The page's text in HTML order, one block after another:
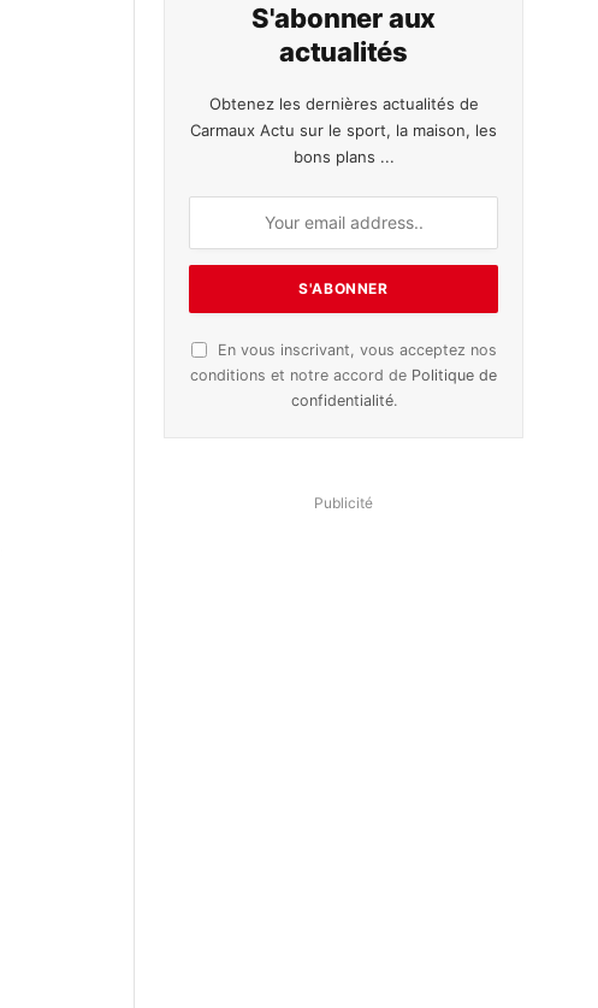
S'abonner aux
actualités
Obtenez les dernières actualités de
Carmaux Actu sur le sport, la maison, les
bons plans ...
En vous inscrivant, vous acceptez nos
conditions et notre accord de Politique de
confidentialité.
Publicité